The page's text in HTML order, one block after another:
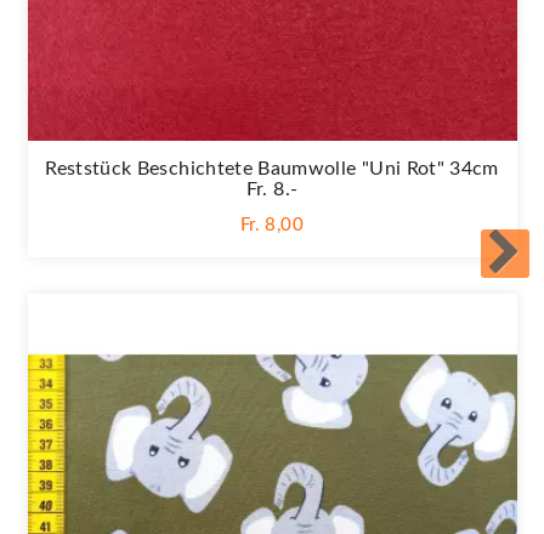
Reststück Beschichtete Baumwolle "Uni Rot" 34cm
Fr. 8.-
Fr. 8,00